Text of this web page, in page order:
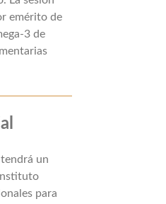
emérito de
3 de
un
para